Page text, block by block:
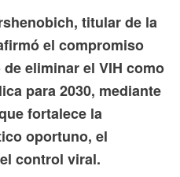
titular de la
el compromiso
eliminar el VIH como
para 2030, mediante
fortalece la
oportuno, el
control viral.